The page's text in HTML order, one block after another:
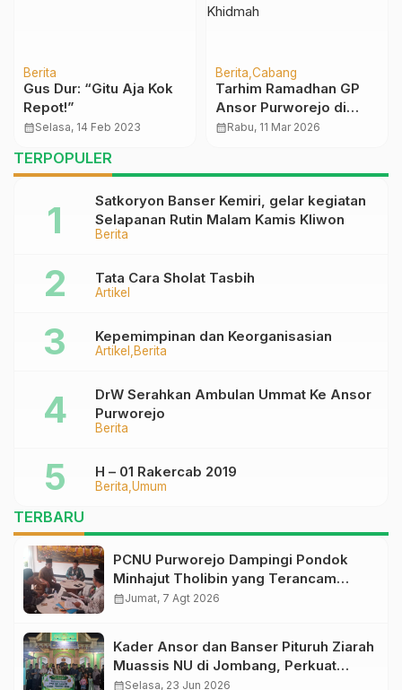
Berita
Gus Dur: “Gitu Aja Kok
Repot!”
calendar_monthSelasa, 14 Feb 2023
Berita Cabang
Tarhim Ramadhan GP
Ansor Purworejo di
Loano, Pererat
calendar_monthRabu, 11 Mar 2026
TERPOPULER
Berita
Satkoryon Banser Kemiri, gelar kegiatan
Selapanan Rutin Malam Kamis Kliwon
Artikel
Tata Cara Sholat Tasbih
Artikel Berita
Kepemimpinan dan Keorganisasian
Berita
DrW Serahkan Ambulan Ummat Ke Ansor
Purworejo
Berita Umum
H – 01 Rakercab 2019
TERBARU
PCNU Purworejo Dampingi Pondok
Minhajut Tholibin yang Terancam
Dieksekusi Pengadilan
calendar_monthJumat, 7 Agt 2026
Kader Ansor dan Banser Pituruh Ziarah
Muassis NU di Jombang, Perkuat
Spirit Khidmah dan Ke-NU-an
calendar_monthSelasa, 23 Jun 2026